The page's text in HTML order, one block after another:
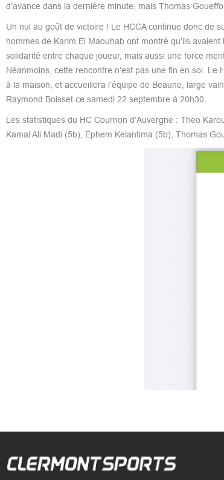
d’avance dans la dernière minute, mais Thomas
Un nul au goût de victoire ! Le HCCA continue donc de
hommes de Karim El Maouhab ont montré qu’ils
solidarité entre chaque joueur, mais aussi une force
Néanmoins, cette rencontre n’est pas une fin en soi.
à la maison, et accueillera l’équipe de Beaune, large
Raymond Boisset ce samedi 22 septembre à 20h30.
Les statistiques du HC Cournon d’Auvergne : Theo
Kamal Ali Madi (5b), Ephem Kelantima (5b), Thomas